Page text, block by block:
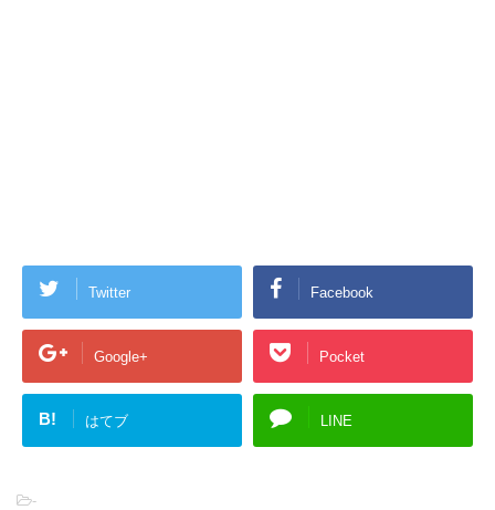
Twitter Facebook
Google+ Pocket
B! はてブ LINE
-